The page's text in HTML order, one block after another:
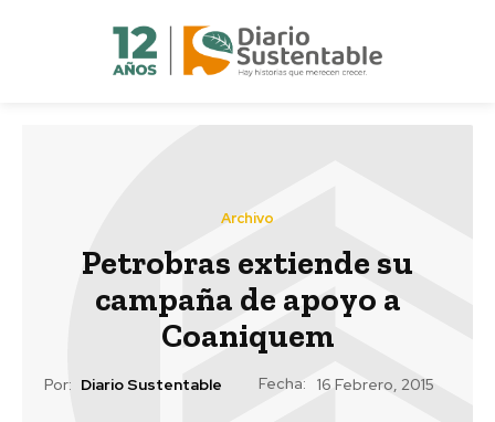
Archivo
Petrobras extiende su
campaña de apoyo a
Coaniquem
Por: Diario Sustentable Fecha: 16 Febrero, 2015